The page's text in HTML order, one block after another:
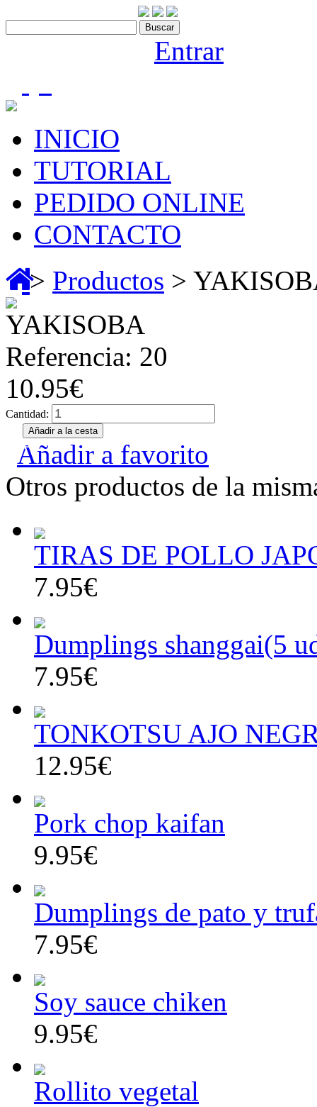
Entrar
INICIO
TUTORIAL
PEDIDO ONLINE
CONTACTO
> Productos >
YAKISOBA
Referencia: 20
10.95€
Cantidad:
Añadir a favorito
Otros productos de la
TIRAS DE POLLO
7.95€
Dumplings shanggai(5
7.95€
TONKOTSU AJO
12.95€
Pork chop kaifan
9.95€
Dumplings de pato y
7.95€
Soy sauce chiken
9.95€
Rollito vegetal